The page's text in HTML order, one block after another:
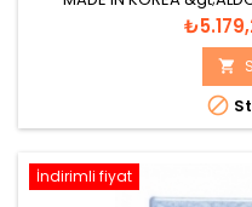
Fiyat


İndirimli fiyat